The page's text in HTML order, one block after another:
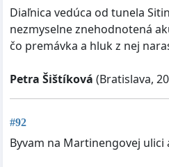
Diaľnica vedúca od tunela
nezmyselne znehodnotená
čo premávka a hluk z nej
Petra Šištíková (Bratislava,
#92
Byvam na Martinengovej